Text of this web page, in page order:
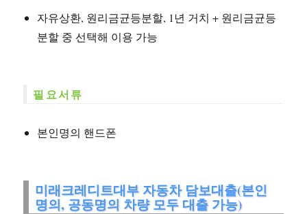
자유상환, 원리금균등분할, 1년 거치 + 원리금균등
분할 중 선택해 이용 가능
필요서류
본인명의 핸드폰
미래크레디트대부 자동차 담보대출(본인
명의, 공동명의 차량 모두 대출 가능)